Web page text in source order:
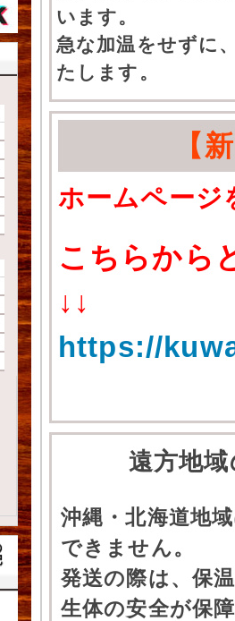
います。
急な加温をせずに
たします。
【
ホームページ
こちらから
↓↓
https://
遠方地
沖縄・北海道地
できません。
発送の際は、保
生体の安全が保